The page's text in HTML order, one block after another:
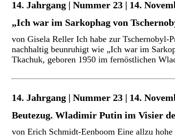
14. Jahrgang | Nummer 23 | 14.
„Ich war im Sarkophag von
von Gisela Reller Ich habe zur Tschernobyl-
nachhaltig beunruhigt wie „Ich war im
Tkachuk, geboren 1950 im fernöstlichen
14. Jahrgang | Nummer 23 | 14.
Beutezug. Wladimir Putin im Visier
von Erich Schmidt-Eenboom Eine allzu